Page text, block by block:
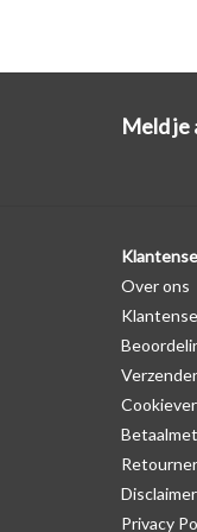
Meld je
Over ons
Disclaimer
Privacy